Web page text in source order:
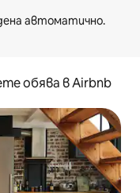
обява в Airbnb